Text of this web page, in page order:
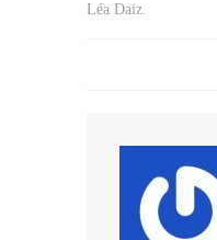
Léa Daiz.